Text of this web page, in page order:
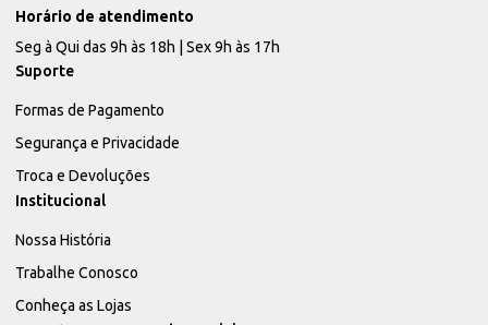
Horário de atendimento
Seg à Qui das 9h às 18h | Sex 9h às 17h
Suporte
Formas de Pagamento
Segurança e Privacidade
Troca e Devoluções
Institucional
Nossa História
Trabalhe Conosco
Conheça as Lojas